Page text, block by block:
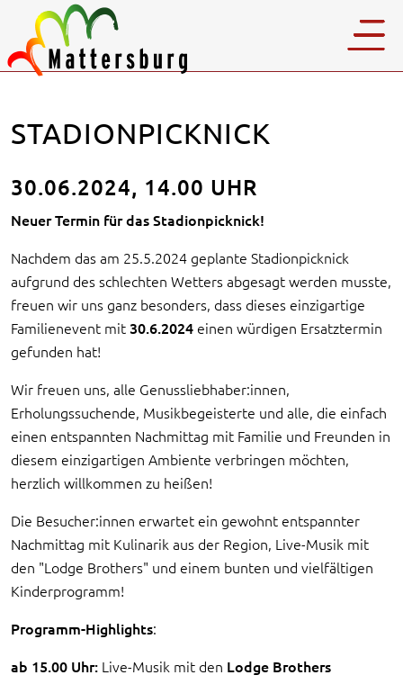
STADIONPICKNICK
30.06.2024, 14.00 UHR
Neuer Termin für das Stadionpicknick!
Nachdem das am 25.5.2024 geplante Stadionpicknick
aufgrund des schlechten Wetters abgesagt werden musste,
freuen wir uns ganz besonders, dass dieses einzigartige
Familienevent mit30.6.2024 einen würdigen Ersatztermin
gefunden hat!
Wir freuen uns, alle Genussliebhaber:innen,
Erholungssuchende, Musikbegeisterte und alle, die einfach
einen entspannten Nachmittag mit Familie und Freunden in
diesem einzigartigen Ambiente verbringen möchten,
herzlich willkommen zu heißen!
Die Besucher:innen erwartet ein gewohnt entspannter
Nachmittag mit Kulinarik aus der Region, Live-Musik mit
den "Lodge Brothers" und einem bunten und vielfältigen
Kinderprogramm!
Programm-Highlights:
ab 15.00 Uhr: Live-Musik mit den Lodge Brothers